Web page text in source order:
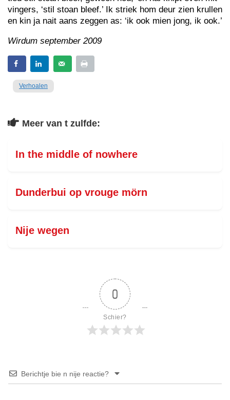
vingers, ‘stil stoan bleef.’ Ik striek hom deur zien krullen
en kin ja nait aans zeggen as: ‘ik ook mien jong, ik ook.’
Wirdum september 2009
Verhoalen
Meer van t zulfde:
In the middle of nowhere
Dunderbui op vrouge mörn
Nije wegen
0
Schier?
Berichtje bie n nije reactie?